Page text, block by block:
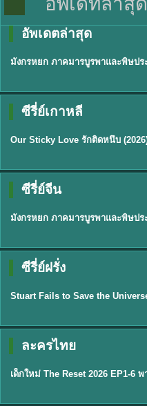
อัพเดตล่าสุด
★8
พากย์ไทย
ซีรี่ย์เกาหลี
★6
ซับไทย
ซีรี่ย์จีน
★8
พากย์ไทย
ซีรี่ย์ฝรั่ง
★9.3
พากย์ไทย
ละครไทย
★ 8
พากย์ไทย